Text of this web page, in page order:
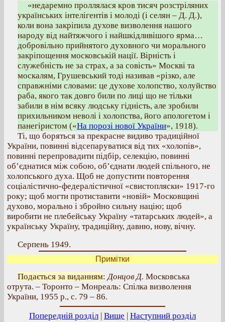
«недаремно проллялася кров тисяч розстріляних
українських інтелігентів і молоді (і селян – Д. Д.),
коли вона закріпила духове визволення нашого
народу від найтяжчого і найшкідливішого ярма…
добровільно прийнятого духовного чи морального
закріпощення московській нації. Вірність і
служебність не за страх, а за совість» Москві та
москалям, Грушевський тоді називав «різко, але
справжніми словами: це духове холопство, холуйство
раба, якого так довго били по лиці що не тільки
забили в нім всяку людську гідність, але зробили
прихильником неволі і холопства, його апологетом і
панегіристом («На порозі нової України», 1918).
Ті, що боряться за прекрасне видиво традиційної
України, повинні відсепаруватися від тих «холопів»,
повинні перепровадити підбір, селекцію, повинні
об’єднатися між собою, об’єднати людей спільного, не
холопського духа. Щоб не допустити повторення
соціалістично-федералістичної «свистопляски» 1917-го
року; щоб могти протиставити «новій» Московщині
духово, морально і збройно сильну націю; щоб
виробити не плебейську Україну «татарських людей», а
українську Україну, традиційну, давню, нову, вічну.
Серпень 1949.
Примітки
Подається за виданням:Донцов Д. Московська
отрута. – Торонто – Монреаль: Спілка визволення
України, 1955 р., с. 79 – 86.
Попередній розділ | Вище | Наступний розділ